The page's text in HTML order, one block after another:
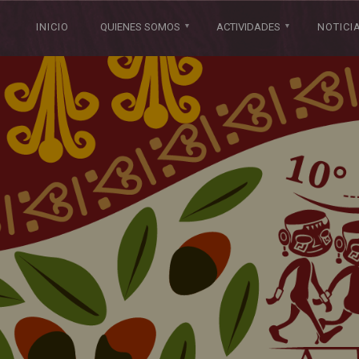
INICIO QUIENES SOMOS ACTIVIDADES